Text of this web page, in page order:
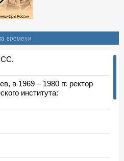
времени
в 1969 – 1980 гг. ректор
института: